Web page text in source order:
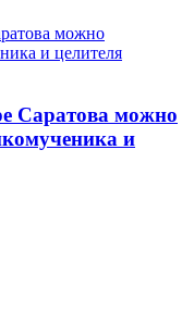
Саратова можно
и